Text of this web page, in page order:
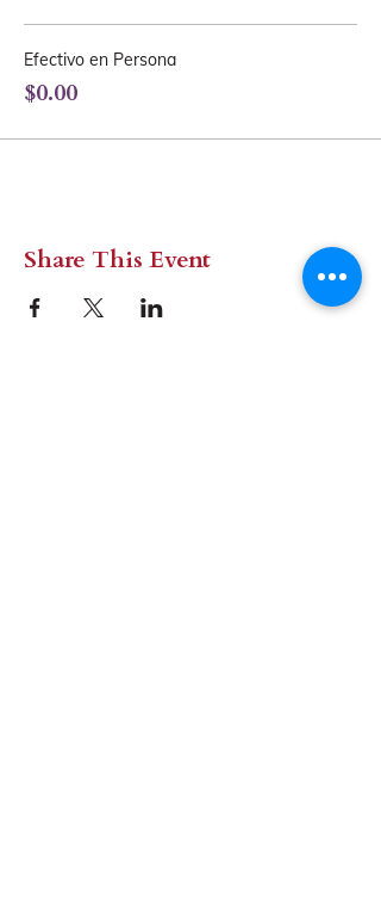
Efectivo en Persona
$0.00
Share This Event